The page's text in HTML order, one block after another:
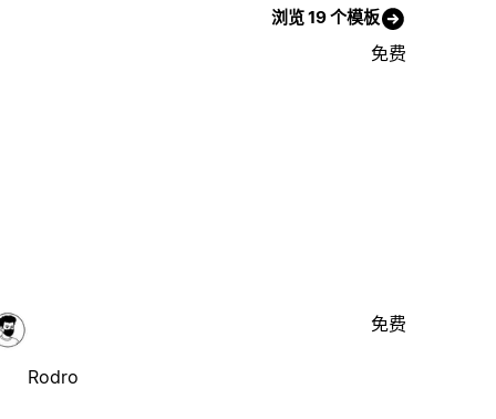
浏览 19 个模板
免费
Rodro
免费